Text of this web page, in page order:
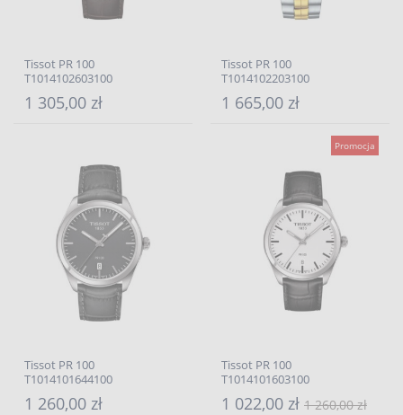
Tissot PR 100
T1014102603100
1 305,00 zł
Tissot PR 100
T1014102203100
1 665,00 zł
Tissot PR 100
T1014101644100
1 260,00 zł
Promocja
Tissot PR 100
T1014101603100
1 022,00 zł 1 260,00 zł